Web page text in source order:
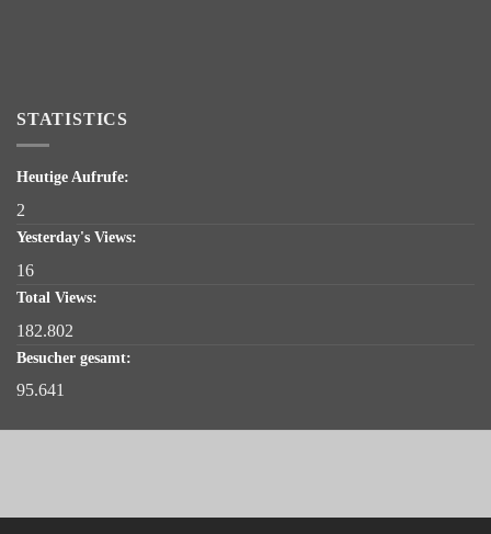
STATISTICS
Heutige Aufrufe:
2
Yesterday's Views:
16
Total Views:
182.802
Besucher gesamt:
95.641